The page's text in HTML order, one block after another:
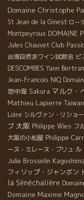
Domaine Christophe
St Jean de la Ginest ロー
Montpeyroux DOMAINE
Jules Chauvet Club
台湾自然派ワイン試飲会 ビ
DESCOMBES Yann
Jean-Francois NIQ
地中海 Sakura マルク・
Mathieu Lapierre
Loire シルヴァン・リショ
ブ 大阪 Philippe Wies フ
大阪の小松屋 Philippe
ーヌ・ミレーヌ・ブリュ ル
Julie Brosselin
フィリップ・ジャンボン
la Sénèchalière
Domaine Maxime